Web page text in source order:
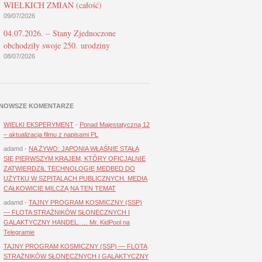
WIELKICH ZMIAN (całość)
09/07/2026
04.07.2026. – Stany Zjednoczone
obchodziły swoje 250. urodziny
08/07/2026
KOMENTARZE
WIELKI EKSPERYMENT - Ponad Majestatyczną 12
– aktualizacja filmu z napisami PL
adamd - NA ŻYWO: JAPONIA WŁAŚNIE STAŁA
SIĘ PIERWSZYM KRAJEM, KTÓRY OFICJALNIE
ZATWIERDZIŁ TECHNOLOGIĘ MEDBED DO
UŻYTKU W SZPITALACH PUBLICZNYCH. MEDIA
CAŁKOWICIE MILCZĄ NA TEN TEMAT
adamd - TAJNY PROGRAM KOSMICZNY (SSP)
— FLOTA STRAŻNIKÓW SŁONECZNYCH I
GALAKTYCZNY HANDEL. … Mr. KidPool na
Telegramie
TAJNY PROGRAM KOSMICZNY (SSP) — FLOTA
STRAŻNIKÓW SŁONECZNYCH I GALAKTYCZNY